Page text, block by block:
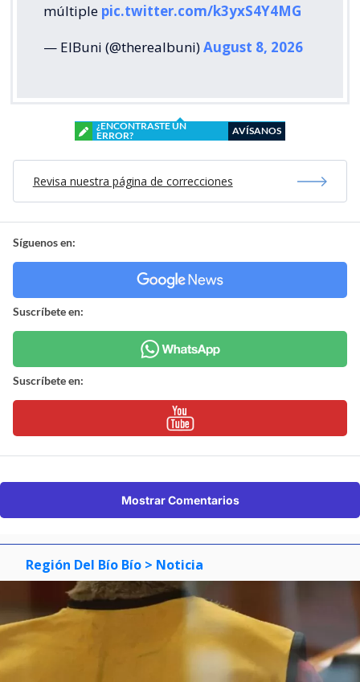
múltiple pic.twitter.com/k3yxS4Y4MG
— ElBuni (@therealbuni)August 8, 2026
¿ENCONTRASTE UN
ERROR?
AVÍSANOS
Revisa nuestra página de correcciones
Síguenos en:
Suscríbete en:
Suscríbete en:
Mostrar Comentarios
Región Del Bío Bío > Noticia